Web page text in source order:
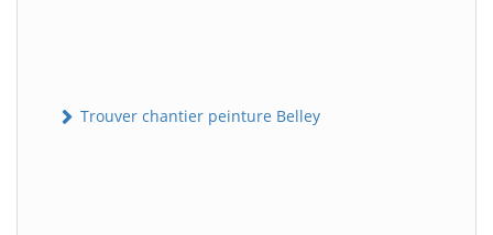
Trouver chantier peinture Belley